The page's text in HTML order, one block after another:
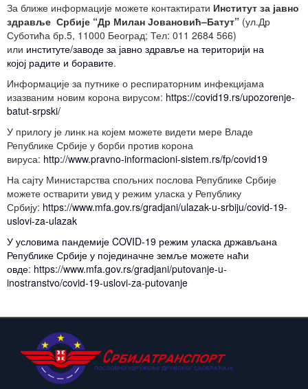
За ближе информације можете контактирати Институт за јавно
здравље Србије “Др Милан Јовановић–Батут” (ул.Др
Суботића бр.5, 11000 Београд; Тел: 011 2684 566)
или институте/заводе за јавно здравље на територији на
којој радите и боравите.
Информације за путнике о респираторним инфекцијама
изазваним новим корона вирусом: https://covid19.rs/upozorenje-
batut-srpski/
У прилогу је линк на којем можете видети мере Владе
Републике Србије у борби против корона
вируса: http://www.pravno-informacioni-sistem.rs/fp/covid19
На сајту Министарства спољних послова Републике Србије
можете остварити увид у режим уласка у Републику
Србију: https://www.mfa.gov.rs/gradjani/ulazak-u-srbiju/covid-19-
uslovi-za-ulazak
У условима пандемије COVID-19 режим уласка држављана
Републике Србије у појединачне земље можете наћи
овде: https://www.mfa.gov.rs/gradjani/putovanje-u-
inostranstvo/covid-19-uslovi-za-putovanje